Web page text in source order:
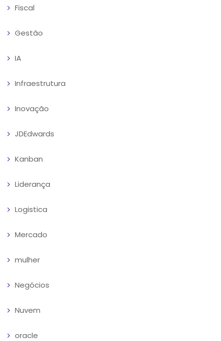
Fiscal
Gestão
IA
Infraestrutura
Inovação
JDEdwards
Kanban
Liderança
Logistica
Mercado
mulher
Negócios
Nuvem
oracle